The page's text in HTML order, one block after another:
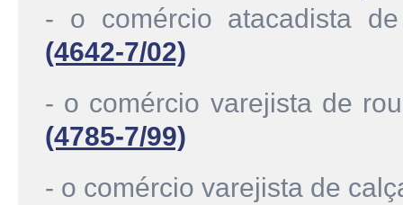
- o comércio atacadista
(4642-7/02)
- o comércio varejista de
(4785-7/99)
- o comércio varejista de